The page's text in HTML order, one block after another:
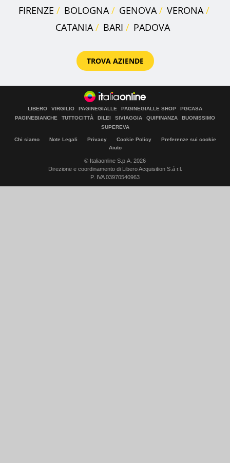
FIRENZE
BOLOGNA GENOVA
VERONA
CATANIA
BARI PADOVA
TROVA AZIENDE
LIBERO VIRGILIO PAGINEGIALLE PAGINEGIALLE SHOP
PGCASA
PAGINEBIANCHE
TUTTOCITTÀ DILEI SIVIAGGIA QUIFINANZA
BUONISSIMO
SUPEREVA
Chi siamo Note Legali Privacy Cookie Policy
Preferenze sui cookie
Aiuto
© Italiaonline S.p.A. 2026
Direzione e coordinamento di Libero Acquisition S.á r.l.
P. IVA 03970540963